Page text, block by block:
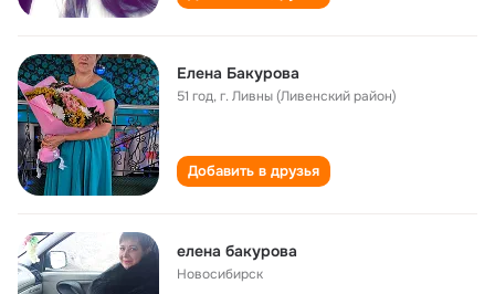
Елена Бакурова
51 год,г. Ливны (Ливенский район)
Добавить в друзья
елена бакурова
Новосибирск